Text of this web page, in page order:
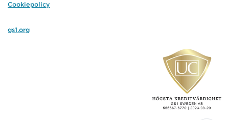
Cookiepolicy
gs1.org